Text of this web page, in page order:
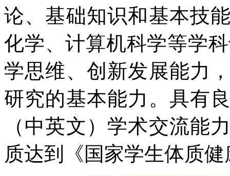
论、基础知识和基本技
化学、计算机科学等学
学思维、创新发展能力
研究的基本能力。具有
（中英文）学术交流能
质达到《国家学生体质